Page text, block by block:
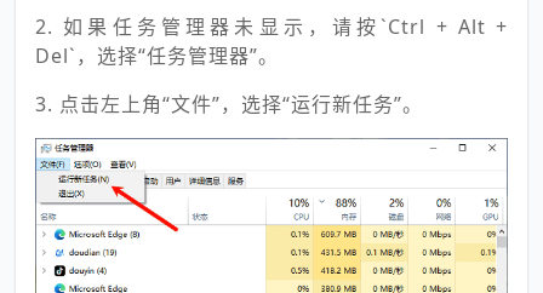
2. 如果任务管理器未显示，请按`Ctrl + Alt +
Del`，选择“任务管理器”。
3. 点击左上角“文件”，选择“运行新任务”。